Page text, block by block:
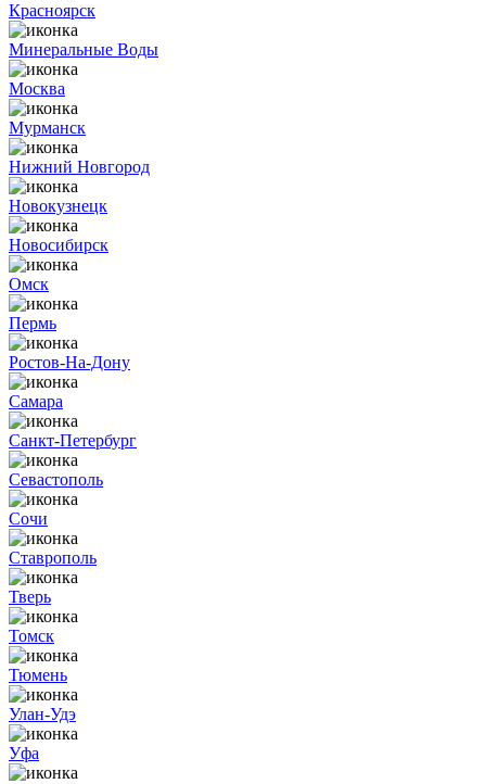
Красноярск
Минеральные Воды
Москва
Мурманск
Нижний Новгород
Новокузнецк
Новосибирск
Омск
Пермь
Ростов-На-Дону
Самара
Санкт-Петербург
Севастополь
Сочи
Ставрополь
Тверь
Томск
Тюмень
Улан-Удэ
Уфа